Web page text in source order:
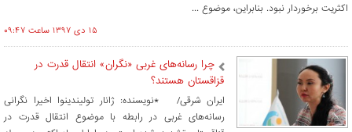
اکثریت برخوردار نبود. بنابراین، موضوع ...
۱۵ دی ۱۳۹۷ ساعت ۰۹:۴۷
چرا رسانه‌های غربی «نگران» انتقال قدرت در
قزاقستان هستند؟
ایران شرقی/ *نویسنده: ژانار تولیندینوا اخیرا نگرانی
رسانه‌های غربی در رابطه با موضوع انتقال قدرت در